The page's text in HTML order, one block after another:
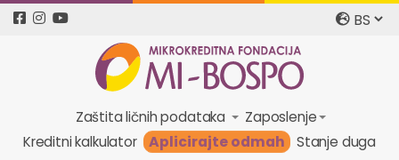
Zaštita ličnih podataka
Zaposlenje
Kreditni kalkulator
Aplicirajte odmah Stanje duga